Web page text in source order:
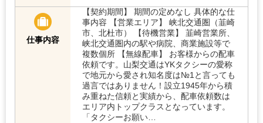
仕事内容
【契約期間】 期間の定めなし 具体的な仕
事内容 【営業エリア】 峡北交通圏（韮崎
市、北杜市） 【待機営業】 韮崎営業所、
峡北交通圏内の駅や病院、商業施設等で
複数個所 【無線配車】 お客様からの配車
依頼です。山梨交通はYKタクシーの愛称
で地元から愛され知名度は№1と言っても
過言ではありません！設立1945年から積
み重ねた信頼と実績から、配車依頼数は
エリア内トップクラスとなっています。
「タクシーお願い…